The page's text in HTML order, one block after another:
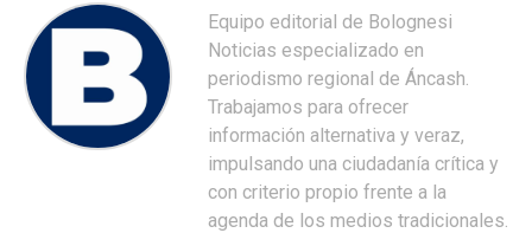
Equipo editorial de Bolognesi
Noticias especializado en
periodismo regional de Áncash.
Trabajamos para ofrecer
información alternativa y veraz,
impulsando una ciudadanía crítica y
con criterio propio frente a la
agenda de los medios tradicionales.